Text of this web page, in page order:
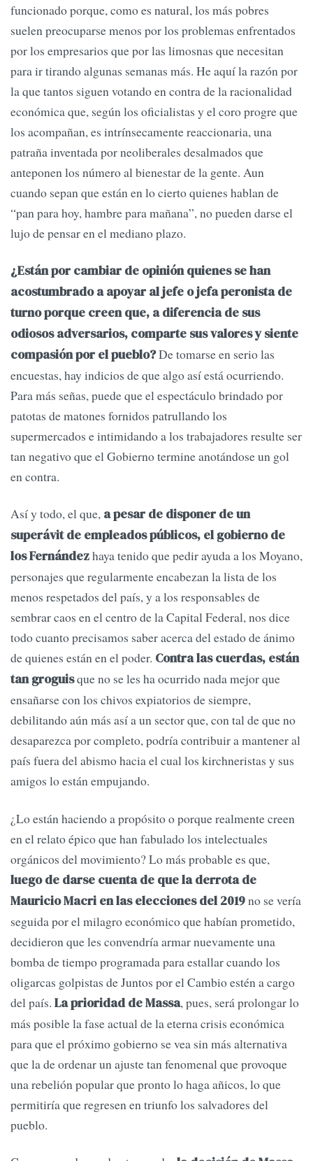
funcionado porque, como es natural, los más pobres
suelen preocuparse menos por los problemas enfrentados
por los empresarios que por las limosnas que necesitan
para ir tirando algunas semanas más. He aquí la razón por
la que tantos siguen votando en contra de la racionalidad
económica que, según los oficialistas y el coro progre que
los acompañan, es intrínsecamente reaccionaria, una
patraña inventada por neoliberales desalmados que
anteponen los número al bienestar de la gente. Aun
cuando sepan que están en lo cierto quienes hablan de
“pan para hoy, hambre para mañana”, no pueden darse el
lujo de pensar en el mediano plazo.
¿Están por cambiar de opinión quienes se han
acostumbrado a apoyar al jefe o jefa peronista de
turno porque creen que, a diferencia de sus
odiosos adversarios, comparte sus valores y siente
compasión por el pueblo?De tomarse en serio las
encuestas, hay indicios de que algo así está ocurriendo.
Para más señas, puede que el espectáculo brindado por
patotas de matones fornidos patrullando los
supermercados e intimidando a los trabajadores resulte ser
tan negativo que el Gobierno termine anotándose un gol
en contra.
Así y todo, el que, a pesar de disponer de un
superávit de empleados públicos, el gobierno de
los Fernándezhaya tenido que pedir ayuda a los Moyano,
personajes que regularmente encabezan la lista de los
menos respetados del país, y a los responsables de
sembrar caos en el centro de la Capital Federal, nos dice
todo cuanto precisamos saber acerca del estado de ánimo
de quienes están en el poder. Contra las cuerdas, están
tan groguisque no se les ha ocurrido nada mejor que
ensañarse con los chivos expiatorios de siempre,
debilitando aún más así a un sector que, con tal de que no
desaparezca por completo, podría contribuir a mantener al
país fuera del abismo hacia el cual los kirchneristas y sus
amigos lo están empujando.
¿Lo están haciendo a propósito o porque realmente creen
en el relato épico que han fabulado los intelectuales
orgánicos del movimiento? Lo más probable es que,
luego de darse cuenta de que la derrota de
Mauricio Macri en las elecciones del 2019no se vería
seguida por el milagro económico que habían prometido,
decidieron que les convendría armar nuevamente una
bomba de tiempo programada para estallar cuando los
oligarcas golpistas de Juntos por el Cambio estén a cargo
del país. La prioridad de Massa, pues, será prolongar lo
más posible la fase actual de la eterna crisis económica
para que el próximo gobierno se vea sin más alternativa
que la de ordenar un ajuste tan fenomenal que provoque
una rebelión popular que pronto lo haga añicos, lo que
permitiría que regresen en triunfo los salvadores del
pueblo.